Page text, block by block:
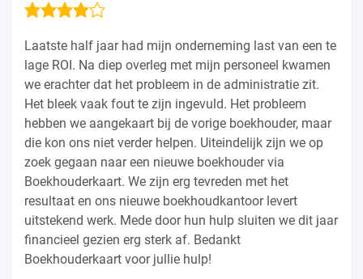
Laatste half jaar had mijn onderneming last van een te
lage ROI. Na diep overleg met mijn personeel kwamen
we erachter dat het probleem in de administratie zit.
Het bleek vaak fout te zijn ingevuld. Het probleem
hebben we aangekaart bij de vorige boekhouder, maar
die kon ons niet verder helpen. Uiteindelijk zijn we op
zoek gegaan naar een nieuwe boekhouder via
Boekhouderkaart. We zijn erg tevreden met het
resultaat en ons nieuwe boekhoudkantoor levert
uitstekend werk. Mede door hun hulp sluiten we dit jaar
financieel gezien erg sterk af. Bedankt
Boekhouderkaart voor jullie hulp!